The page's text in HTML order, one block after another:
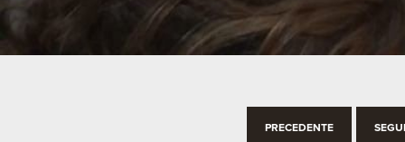
PRECEDENTE